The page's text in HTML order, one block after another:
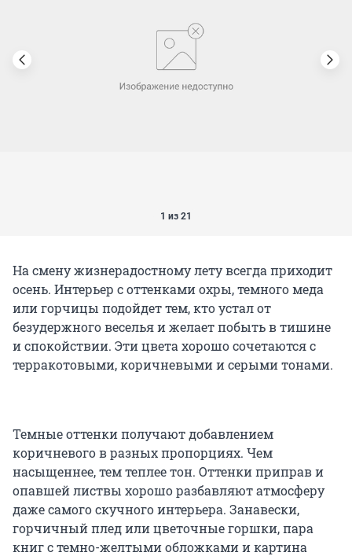
1 из 21
На смену жизнерадостному лету всегда приходит
осень. Интерьер с оттенками охры, темного меда
или горчицы подойдет тем, кто устал от
безудержного веселья и желает побыть в тишине
и спокойствии. Эти цвета хорошо сочетаются с
терракотовыми, коричневыми и серыми тонами.
Темные оттенки получают добавлением
коричневого в разных пропорциях. Чем
насыщеннее, тем теплее тон. Оттенки приправ и
опавшей листвы хорошо разбавляют атмосферу
даже самого скучного интерьера. Занавески,
горчичный плед или цветочные горшки, пара
книг с темно-желтыми обложками и картина